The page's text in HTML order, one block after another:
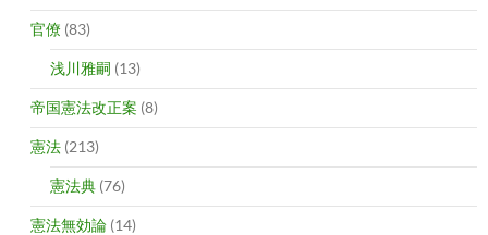
官僚 (83)
浅川雅嗣 (13)
帝国憲法改正案 (8)
憲法 (213)
憲法典 (76)
憲法無効論 (14)